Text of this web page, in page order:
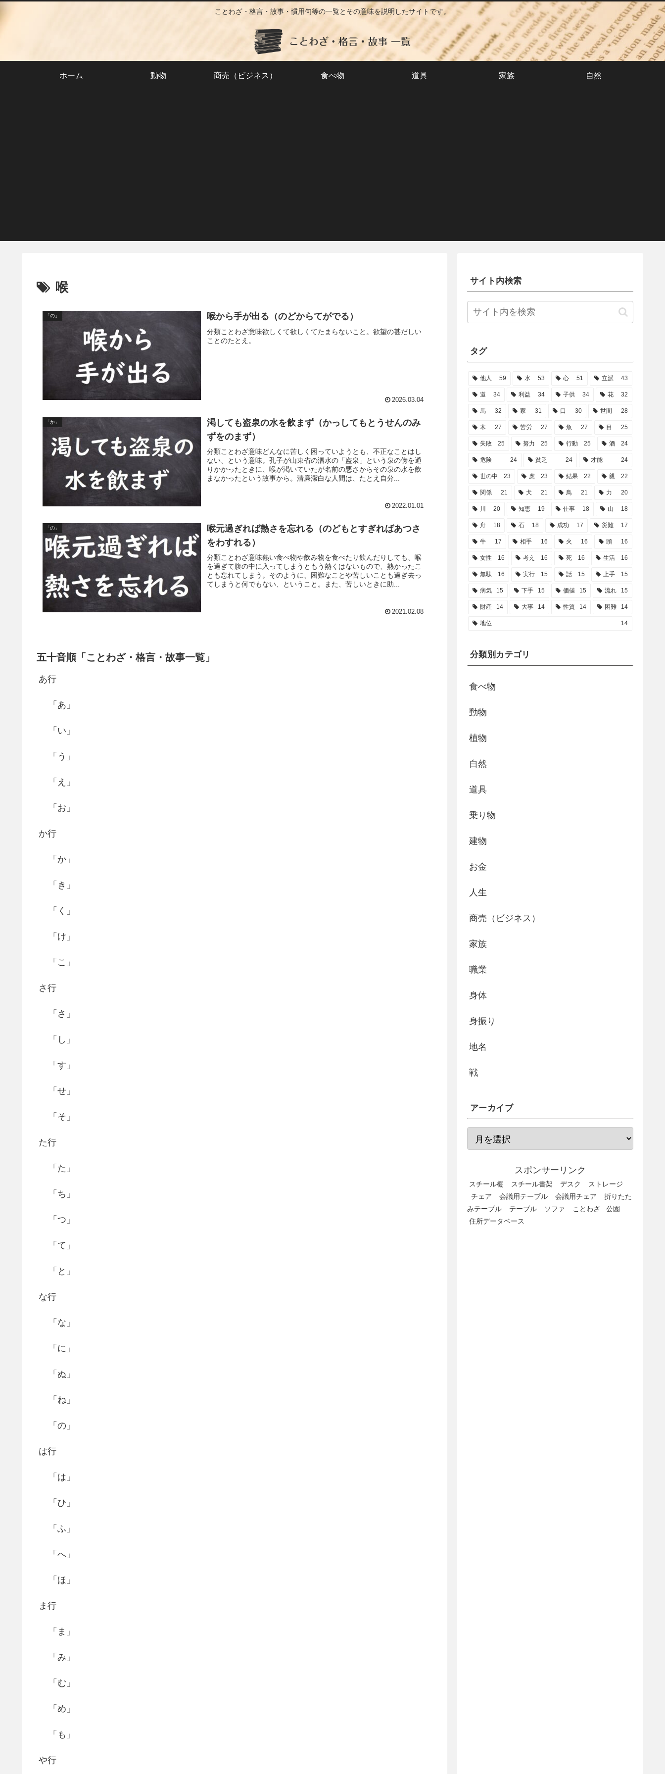
ことわざ・格言・故事・慣用句等の一覧とその意味を説明したサイトです。
ホーム 動物 商売（ビジネス） 食べ物 道具 家族 自然
喉
「の」 喉から手が出る（のどからてがでる）
分類ことわざ意味欲しくて欲しくてたまらないこと。欲望の甚だしい
ことのたとえ。
2026.03.04
「か」
渇しても盗泉の水を飲まず（かっしてもとうせんのみ
ずをのまず）
分類ことわざ意味どんなに苦しく困っていようとも、不正なことはし
ない、という意味。孔子が山東省の泗水の「盗泉」という泉の傍を通
りかかったときに、喉が渇いていたが名前の悪さからその泉の水を飲
まなかったという故事から。清廉潔白な人間は、たとえ自分...
2022.01.01
「の」
喉元過ぎれば熱さを忘れる（のどもとすぎればあつさ
をわすれる）
分類ことわざ意味熱い食べ物や飲み物を食べたり飲んだりしても、喉
を過ぎて腹の中に入ってしまうともう熱くはないもので、熱かったこ
とも忘れてしまう。そのように、困難なことや苦しいことも過ぎ去っ
てしまうと何でもない、ということ。また、苦しいときに助...
2021.02.08
五十音順「ことわざ・格言・故事一覧」
あ行
「あ」
「い」
「う」
「え」
「お」
か行
「か」
「き」
「く」
「け」
「こ」
さ行
「さ」
「し」
「す」
「せ」
「そ」
た行
「た」
「ち」
「つ」
「て」
「と」
な行
「な」
「に」
「ぬ」
「ね」
「の」
は行
「は」
「ひ」
「ふ」
「へ」
「ほ」
ま行
「ま」
「み」
「む」
「め」
「も」
や行
サイト内検索
タグ
他人 59 水 53 心 51 立派 43
道 34 利益 34 子供 34 花 32
馬 32 家 31 口 30 世間 28
木 27 苦労 27 魚 27 目 25
失敗 25 努力 25 行動 25 酒 24
危険 24 貧乏 24 才能 24
世の中 23 虎 23 結果 22 親 22
関係 21 犬 21 鳥 21 力 20
川 20 知恵 19 仕事 18 山 18
舟 18 石 18 成功 17 災難 17
牛 17 相手 16 火 16 頭 16
女性 16 考え 16 死 16 生活 16
無駄 16 実行 15 話 15 上手 15
病気 15 下手 15 価値 15 流れ 15
財産 14 大事 14 性質 14 困難 14
地位 14
分類別カテゴリ
食べ物
動物
植物
自然
道具
乗り物
建物
お金
人生
商売（ビジネス）
家族
職業
身体
身振り
地名
戦
アーカイブ
スポンサーリンク
スチール棚 スチール書架 デスク
ストレージ
チェア
会議用テーブル 会議用チェア
折りたた
みテーブル
テーブル ソファ ことわざ
公園
住所データベース